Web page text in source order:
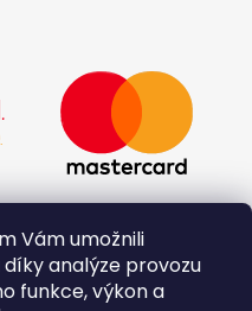
Vám umožnili
analýze provozu
funkce, výkon a